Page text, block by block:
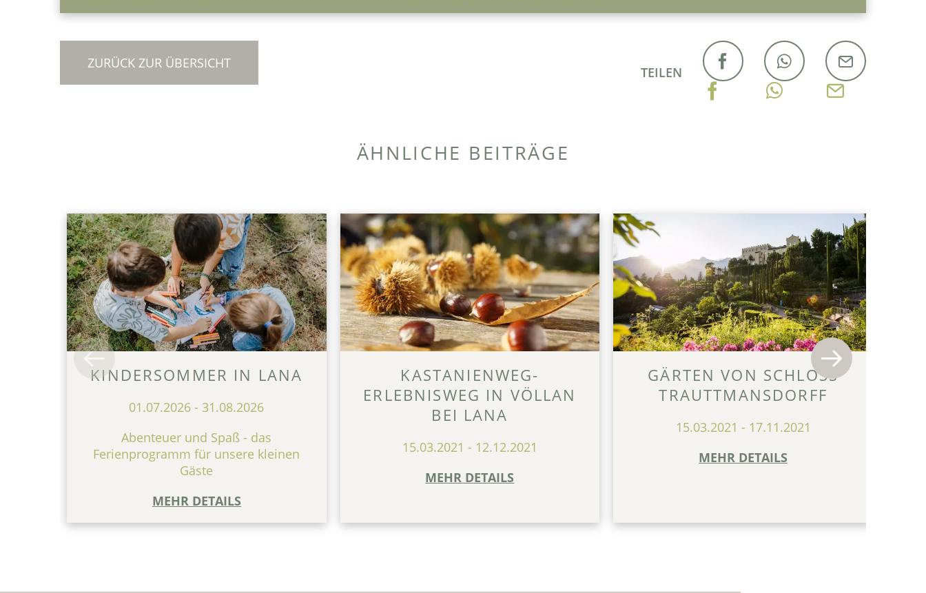
ZURÜCK ZUR ÜBERSICHT
TEILEN
ÄHNLICHE BEITRÄGE
KINDERSOMMER IN LANA
01.07.2026- 31.08.2026
Abenteuer und Spaß - das
Ferienprogramm für unsere kleinen
Gäste
MEHR DETAILS
KASTANIENWEG-
ERLEBNISWEG IN VÖLLAN
BEI LANA
15.03.2021 - 12.12.2021
MEHR DETAILS
GÄRTEN VON SCHLOSS
TRAUTTMANSDORFF
15.03.2021 - 17.11.2021
MEHR DETAILS